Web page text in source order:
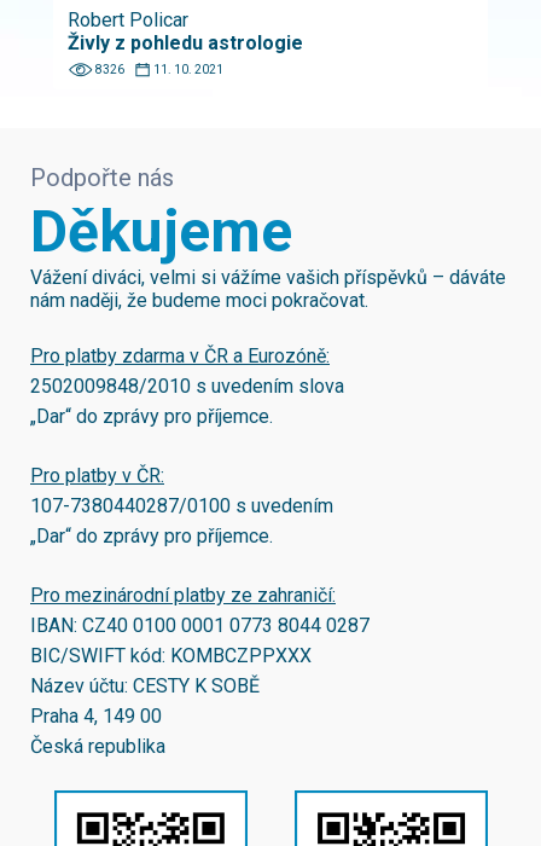
Robert Policar
Živly z pohledu astrologie
8326 11. 10. 2021
Podpořte nás
Děkujeme
Vážení diváci, velmi si vážíme vašich příspěvků – dáváte
nám naději, že budeme moci pokračovat.
Pro platby zdarma v ČR a Eurozóně:
2502009848/2010 s uvedením slova
„Dar“ do zprávy pro příjemce.
Pro platby v ČR:
107-7380440287/0100 s uvedením
„Dar“ do zprávy pro příjemce.
Pro mezinárodní platby ze zahraničí:
IBAN: CZ40 0100 0001 0773 8044 0287
BIC/SWIFT kód: KOMBCZPPXXX
Název účtu: CESTY K SOBĚ
Praha 4, 149 00
Česká republika